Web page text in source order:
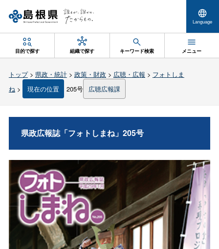
Language
目的で探す 組織で探す キーワード検索 メニュー
トップ> 県政・統計> 政策・財政 > 広聴・広報 > フォトしま
ね> 現在の位置 205号 広聴広報課
県政広報誌「フォトしまね」205号